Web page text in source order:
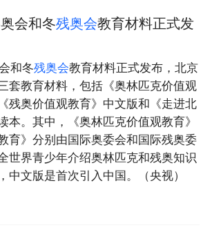
会和冬残奥会教育材料正式发
和冬残奥会教育材料正式发布，北京
套教育材料，包括《奥林匹克价值观
残奥价值观教育》中文版和《走进北
本。其中，《奥林匹克价值观教育》
育》分别由国际奥委会和国际残奥委
世界青少年介绍奥林匹克和残奥知识
中文版是首次引入中国。（央视）